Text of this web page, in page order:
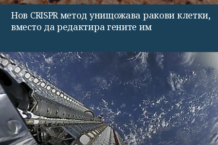
Нов CRISPR метод унищожава ракови клетки,
вместо да редактира гените им